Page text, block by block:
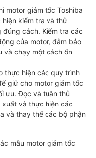
motor giảm tốc Toshiba
kiểm tra và thử
đúng cách. Kiểm tra các
của motor, đảm bảo
và chạy một cách ổn
thực hiện các quy trình
giữ cho motor giảm tốc
ưu. Đọc và tuân thủ
xuất và thực hiện các
và thay thế các bộ phận
mẫu motor giảm tốc